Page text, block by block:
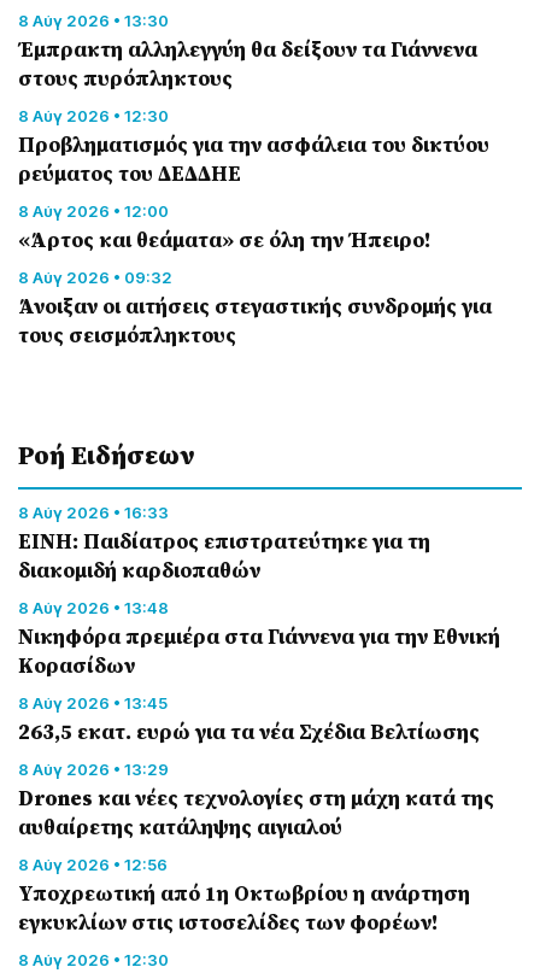
8 Αύγ 2026 • 13:30
Έμπρακτη αλληλεγγύη θα δείξουν τα Γιάννενα
στους πυρόπληκτους
8 Αύγ 2026 • 12:30
Προβληματισμός για την ασφάλεια του δικτύου
ρεύματος του ΔΕΔΔΗΕ
8 Αύγ 2026 • 12:00
«Άρτος και θεάματα» σε όλη την Ήπειρο!
8 Αύγ 2026 • 09:32
Άνοιξαν οι αιτήσεις στεγαστικής συνδρομής για
τους σεισμόπληκτους
Ροή Eιδήσεων
8 Αύγ 2026 • 16:33
ΕΙΝΗ: Παιδίατρος επιστρατεύτηκε για τη
διακομιδή καρδιοπαθών
8 Αύγ 2026 • 13:48
Nικηφόρα πρεμιέρα στα Γιάννενα για την Εθνική
Κορασίδων
8 Αύγ 2026 • 13:45
263,5 εκατ. ευρώ για τα νέα Σχέδια Βελτίωσης
8 Αύγ 2026 • 13:29
Drones και νέες τεχνολογίες στη μάχη κατά της
αυθαίρετης κατάληψης αιγιαλού
8 Αύγ 2026 • 12:56
Υποχρεωτική από 1η Οκτωβρίου η ανάρτηση
εγκυκλίων στις ιστοσελίδες των φορέων!
8 Αύγ 2026 • 12:30